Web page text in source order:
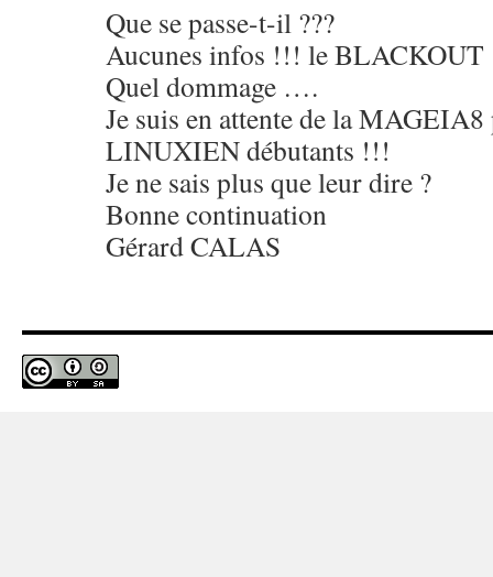
Que se passe-t-il ???
Aucunes infos !!! le
Quel dommage ….
Je suis en attente de la
LINUXIEN débutants !!!
Je ne sais plus que leur dire ?
Bonne continuation
Gérard CALAS